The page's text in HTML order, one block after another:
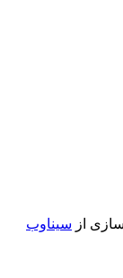
از سیناوب